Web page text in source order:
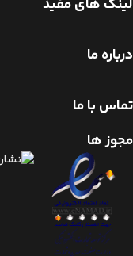
لینک های مفید
درباره ما
تماس با ما
مجوز ها